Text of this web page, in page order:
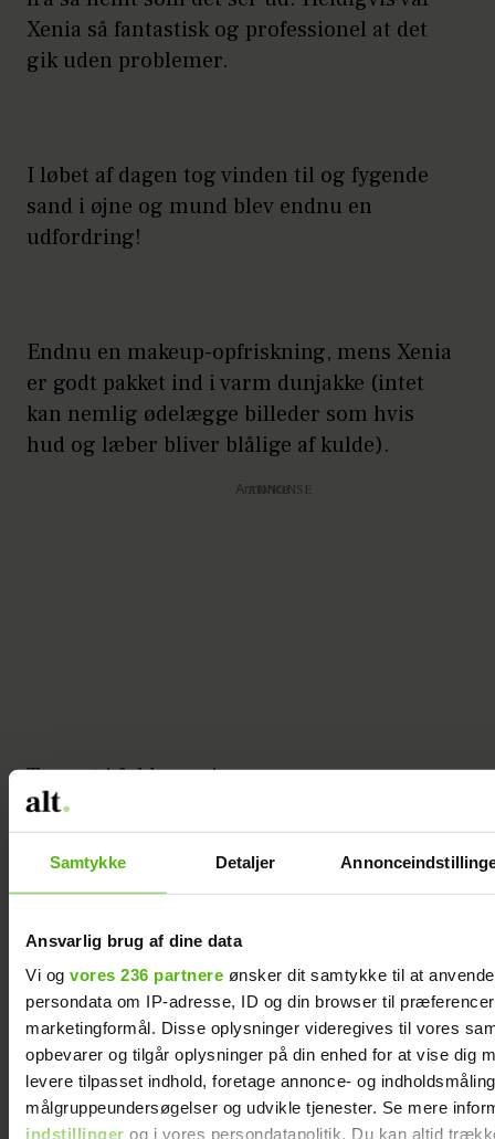
Samtykke Detaljer
Ansvarlig brug af dine data
Vi og vores 236 partnere ønsker dit samtykke til at
persondata om IP-adresse, ID og din browser til
marketingformål. Disse oplysninger videregives til vores
opbevarer og tilgår oplysninger på din enhed for at vise dig
levere tilpasset indhold, foretage annonce- og
målgruppeundersøgelser og udvikle tjenester. Se mere
indstillinger og i vores persondatapolitik. Du kan altid
Xenia så fantastisk og professionel at det
gik uden problemer.
I løbet af dagen tog vinden til og fygende
sand i øjne og mund blev endnu en
udfordring!
Endnu en makeup-opfriskning, mens Xenia
er godt pakket ind i varm dunjakke (intet
kan nemlig ødelægge billeder som hvis
hud og læber bliver blålige af kulde).
Annonce
Teamet i fuld gang!
Det sidste billede bliver taget et stykke
idyllisk baggrund.
En meget træt James (fotografassistent)
tager en pause inden turen går op
klippeskrænten igen.